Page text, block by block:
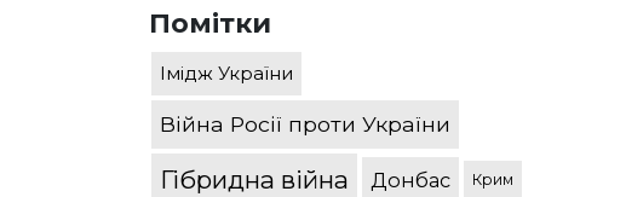
Помітки
Імідж України
Війна Росії проти України
Гібридна війна Донбас Крим